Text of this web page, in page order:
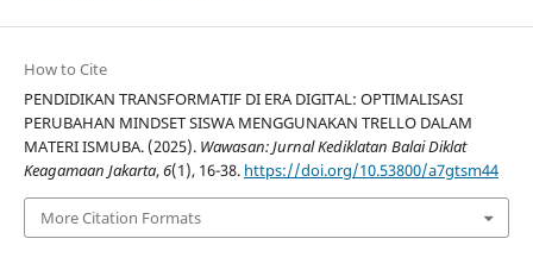
How to Cite
PENDIDIKAN TRANSFORMATIF DI ERA DIGITAL: OPTIMALISASI
PERUBAHAN MINDSET SISWA MENGGUNAKAN TRELLO DALAM
MATERI ISMUBA. (2025). Wawasan: Jurnal Kediklatan Balai Diklat
Keagamaan Jakarta,6(1), 16-38. https://doi.org/10.53800/a7gtsm44
More Citation Formats